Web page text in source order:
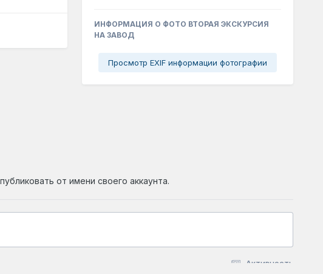
ИНФОРМАЦИЯ О ФОТО ВТОРАЯ ЭКСКУРСИЯ
НА ЗАВОД
Просмотр EXIF информации фотографии
от имени своего аккаунта.
Активность